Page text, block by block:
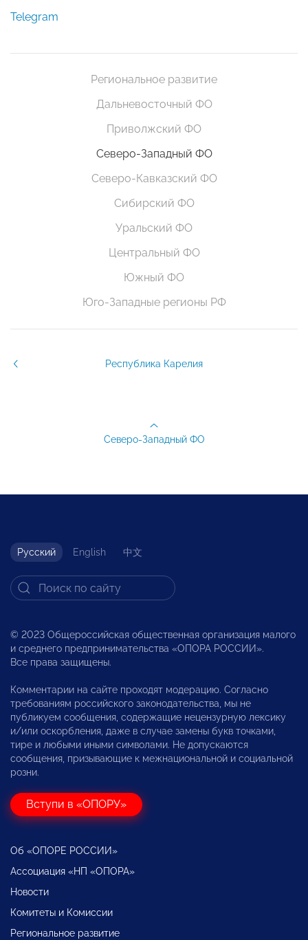
Telegram
Региональное развитие
Дальневосточный ФО
Приволжский ФО
Северо-Западный ФО
Северо-Кавказский ФО
Сибирский ФО
Уральский ФО
Центральный ФО
Южный ФО
Юго-Западные регионы РФ
Республика Карелия
Северо-Западный ФО
Русский English 中文
© 2023 Общероссийская общественная организация малого
и среднего предпринимательства «ОПОРА РОССИИ».
Все права защищены.
Комментарии на сайте проходят модерацию. Согласно
требованиям российского законодательства, мы не
публикуем сообщения, содержащие нецензурную лексику
и/или оскорбления, даже в случае замены букв точками,
тире и любыми иными символами. Не допускаются
сообщения, призывающие к межнациональной и социальной
розни.
Вступи в «ОПОРУ»
Об «ОПОРЕ РОССИИ»
Ассоциация «НП «ОПОРА»
Новости
Комитеты и Комиссии
Региональное развитие